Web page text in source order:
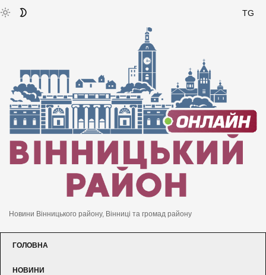
TG
Новини Вінницького району, Вінниці та громад району
ГОЛОВНА
НОВИНИ